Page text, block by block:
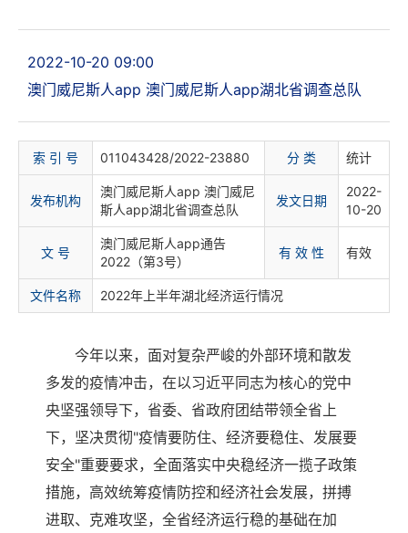
2022-10-20 09:00
澳门威尼斯人app 澳门威尼斯人app湖北省调查总队
索 引 号 011043428/2022-23880 分 类 统计
发布机构
澳门威尼斯人app 澳门威尼
斯人app湖北省调查总队
发文日期
2022-
10-20
文 号
澳门威尼斯人app通告
2022（第3号）
有 效 性 有效
文件名称 2022年上半年湖北经济运行情况
今年以来，面对复杂严峻的外部环境和散发
多发的疫情冲击，在以习近平同志为核心的党中
央坚强领导下，省委、省政府团结带领全省上
下，坚决贯彻"疫情要防住、经济要稳住、发展要
安全"重要要求，全面落实中央稳经济一揽子政策
措施，高效统筹疫情防控和经济社会发展，拼搏
进取、克难攻坚，全省经济运行稳的基础在加